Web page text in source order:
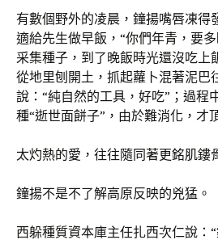
有數個野外的凌晨，鐘揚嘴唇凍得
適給先生做早飯，“你們年青，要
采集種子，到了晚飯時光還沒吃上
從地里刨開土，抓起蘿卜混著泥巴
說：“純自然的工具，好吃”；過程
種“逝世面餅子”，由於難消化，才
太灼熱的愛，往往隨同著更銘肌鏤
鐘揚不是不了解高原反映的兇猛。
西躲種質資本庫主任扎西次仁說：